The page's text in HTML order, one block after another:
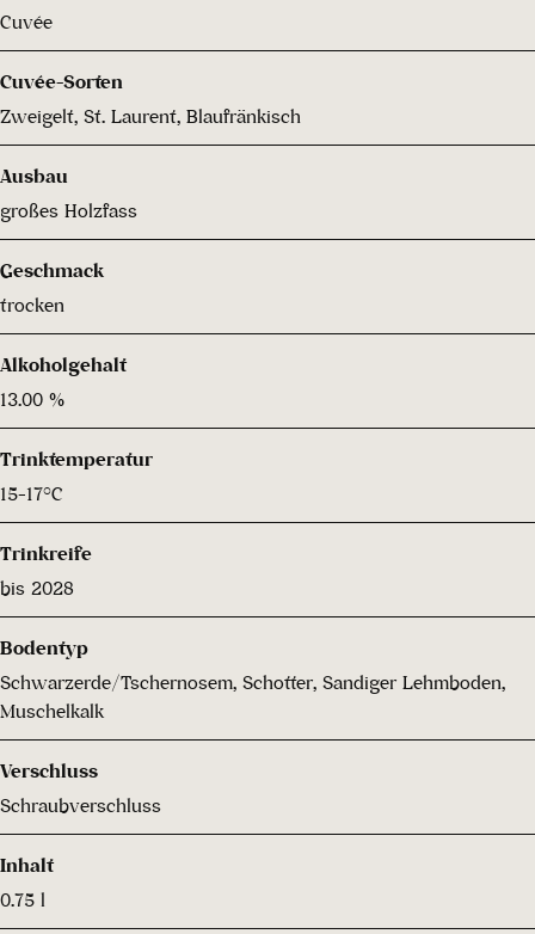
Cuvée
Cuvée-Sorten
Zweigelt, St. Laurent, Blaufränkisch
Ausbau
großes Holzfass
Geschmack
trocken
Alkoholgehalt
13.00 %
Trinktemperatur
15-17°C
Trinkreife
bis 2028
Bodentyp
Schwarzerde/Tschernosem, Schotter, Sandiger Lehmboden,
Muschelkalk
Verschluss
Schraubverschluss
Inhalt
0.75 l